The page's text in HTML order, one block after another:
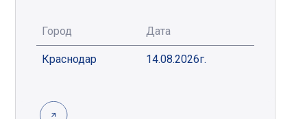
Город Дата
Краснодар 14.08.2026г.